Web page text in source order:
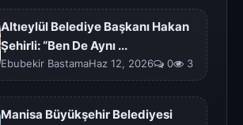
Altıeylül Belediye Başkanı Hakan
Şehirli: “Ben De Aynı ...
Ebubekir BastamaHaz 12, 2026 0 3
Manisa Büyükşehir Belediyesi